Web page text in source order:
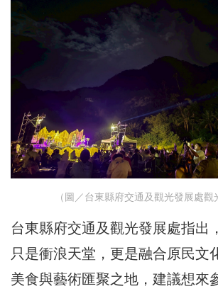
（圖／台東縣府交通及觀光發展處觀
台東縣府交通及觀光發展處指出
只是衝浪天堂，更是融合原民文
美食與藝術匯聚之地，建議想來